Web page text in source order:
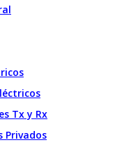
Tx y Rx
Privados